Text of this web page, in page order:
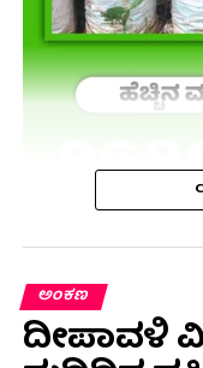
ಅಂಕಣ
ದೀಪಾವಳಿ